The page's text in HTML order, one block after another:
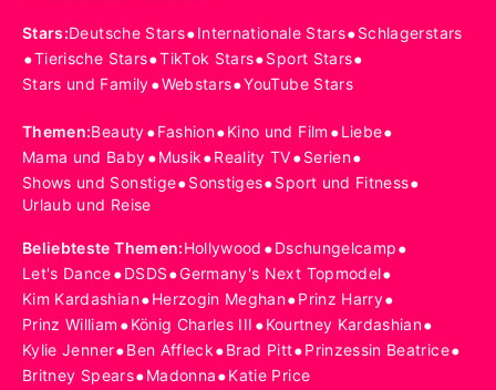
Stars:Deutsche Stars•Internationale Stars•Schlagerstars
•Tierische Stars•TikTok Stars•Sport Stars•
Stars und Family•Webstars•YouTube Stars
Themen:Beauty•Fashion•Kino und Film •Liebe•
Mama und Baby•Musik•Reality TV•Serien•
Shows und Sonstige•Sonstiges•Sport und Fitness•
Urlaub und Reise
Beliebteste Themen:Hollywood •Dschungelcamp•
Let's Dance•DSDS•Germany's Next Topmodel•
Kim Kardashian•Herzogin Meghan•Prinz Harry•
Prinz William •König Charles III •Kourtney Kardashian•
Kylie Jenner•Ben Affleck•Brad Pitt•Prinzessin Beatrice•
Britney Spears•Madonna•Katie Price